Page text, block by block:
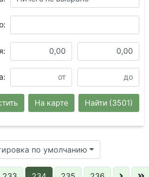
Найти (3501)
На карте
по умолчанию